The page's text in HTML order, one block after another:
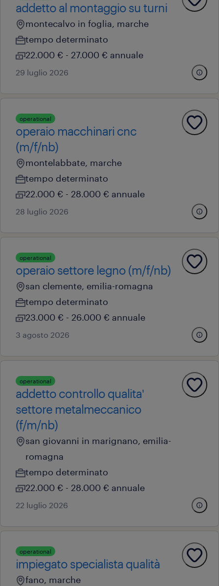
addetto al montaggio su turni
montecalvo in foglia, marche
tempo determinato
22.000 € - 27.000 € annuale
29 luglio 2026
operational
operaio macchinari cnc
(m/f/nb)
montelabbate, marche
tempo determinato
22.000 € - 28.000 € annuale
28 luglio 2026
operational
operaio settore legno (m/f/nb)
san clemente, emilia-romagna
tempo determinato
23.000 € - 26.000 € annuale
3 agosto 2026
operational
addetto controllo qualita'
settore metalmeccanico
(f/m/nb)
san giovanni in marignano, emilia-
romagna
tempo determinato
22.000 € - 28.000 € annuale
22 luglio 2026
operational
impiegato specialista qualità
fano, marche